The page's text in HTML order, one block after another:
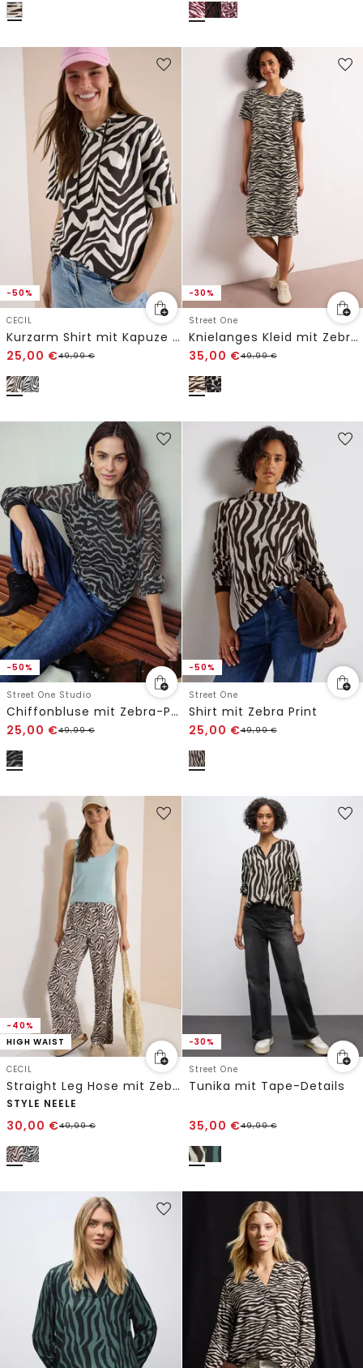
-50%
CECIL
Kurzarm Shirt mit Kapuze und Struktur
25,00 €49,99€
-30%
Street One
Knielanges Kleid mit Zebra-Print
35,00 €49,99€
-50%
Street One Studio
Chiffonbluse mit Zebra-Print
25,00 €49,99€
-50%
Street One
Shirt mit Zebra Print
25,00 €49,99€
-40%
HIGH WAIST
CECIL
Straight Leg Hose mit Zebraprint
STYLE NEELE
30,00 €49,99€
-30%
Street One
Tunika mit Tape-Details
35,00 €49,99€